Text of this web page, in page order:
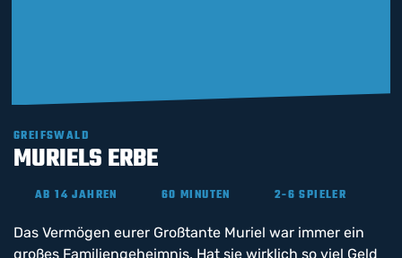
GREIFSWALD
MURIELS ERBE
AB 14 JAHREN 60 MINUTEN 2-6 SPIELER
Das Vermögen eurer Großtante Muriel war immer ein
großes Familiengeheimnis. Hat sie wirklich so viel Geld